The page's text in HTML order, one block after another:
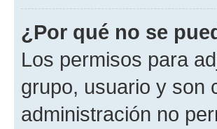
¿Por qué no se
Los permisos para
grupo, usuario y son
administración no